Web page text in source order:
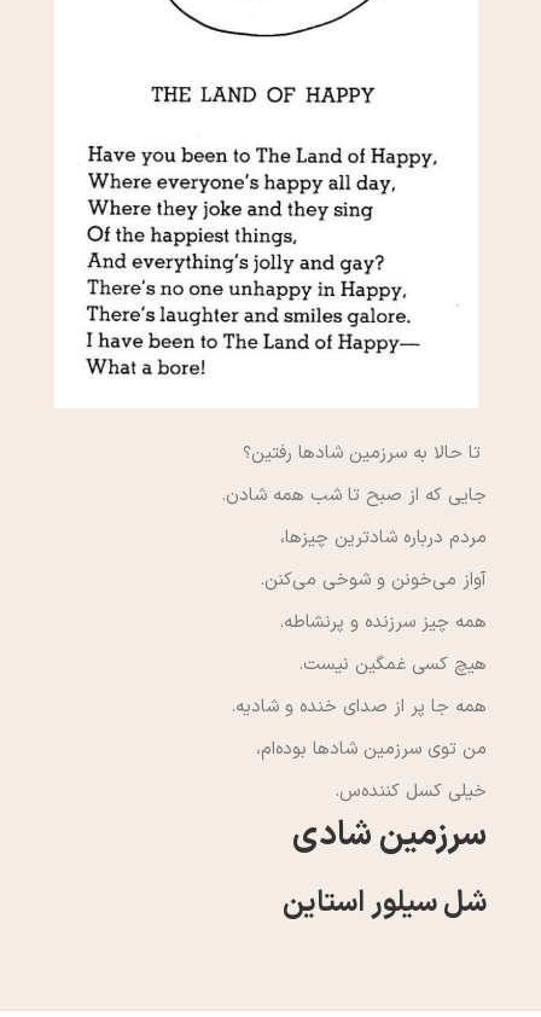
تا حالا به سرزمین شادها رفتین؟
جایی که از صبح تا شب همه شادن.
مردم درباره شاد‌ترین چیزها،
آواز می‌خونن و شوخی می‌کنن.
همه چیز سرزنده‌ و پرنشاطه.
هیچ کسی غمگین نیست.
همه جا پر از صدای خنده و شادیه.
من توی سرزمین شادها بوده‌ام،
خیلی کسل کننده‌س.
سرزمین شادی
شل سیلور استاین